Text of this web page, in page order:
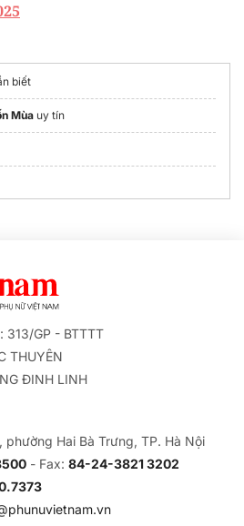
biết
Mùa uy tín
313/GP - BTTTT
THUYÊN
ĐINH LINH
phường Hai Bà Trưng, TP. Hà Nội
- Fax: 84-24-3821 3202